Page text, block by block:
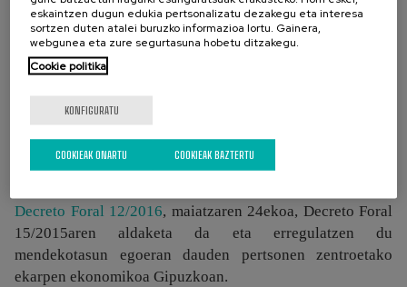
Gipuzkoan dependentzia egoeran dauden
pertsonentzat. Akatsen zuzenketa(BOG Nº 90 de 15-05-
2015).
Zerbitzuko koordainketa kuoten kalkuluaren inguruan:
mendekotasun egoeran dauden pertsonen zentroetako
Decreto Foral 12/2016, maiatzaren 24ekoa, Decreto Foral
15/2015aren aldaketa da eta erregulatzen du
mendekotasun egoeran dauden pertsonen zentroetako
ekarpen ekonomikoa Gipuzkoan.
eskaintzen dugun edukia pertsonalizatu dezakegu eta interesa
sortzen duten atalei buruzko informazioa lortu. Gainera,
webgunea eta zure segurtasuna hobetu ditzakegu.
Cookie politika
KONFIGURATU
COOKIEAK BAZTERTU
COOKIEAK ONARTU